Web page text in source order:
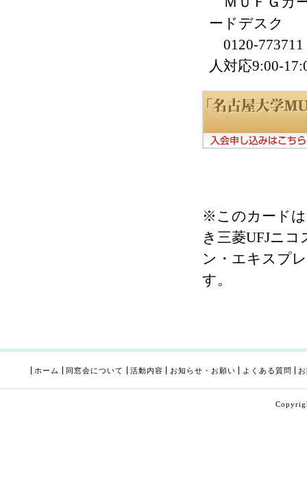
ードデスク
0120-
人対応9:00-
※このカード
き三菱UFJニ
ン・エキスプ
す。
ホーム 同窓会について 活動内容 お知らせ・お願い よくある質問